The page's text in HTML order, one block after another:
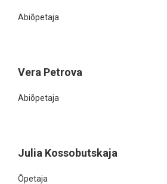
Abiõpetaja
Vera Petrova
Abiõpetaja
Julia Kossobutskaja
Õpetaja